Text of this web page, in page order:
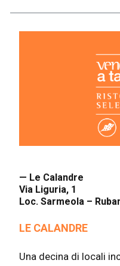
— Le Calandre
Via Liguria, 1
Loc. Sarmeola –
LE CALANDRE
Una decina di locali